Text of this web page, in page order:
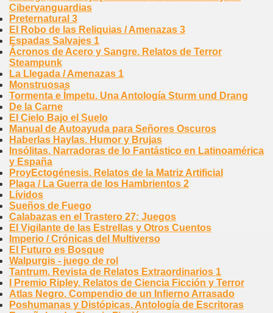
Cibervanguardias
Preternatural 3
El Robo de las Reliquias / Amenazas 3
Espadas Salvajes 1
Ácronos de Acero y Sangre. Relatos de Terror
Steampunk
La Llegada / Amenazas 1
Monstruosas
Tormenta e Ímpetu. Una Antología Sturm und Drang
De la Carne
El Cielo Bajo el Suelo
Manual de Autoayuda para Señores Oscuros
Haberlas Haylas. Humor y Brujas
Insólitas. Narradoras de lo Fantástico en Latinoamérica
y España
ProyEctogénesis. Relatos de la Matriz Artificial
Plaga / La Guerra de los Hambrientos 2
Lívidos
Sueños de Fuego
Calabazas en el Trastero 27: Juegos
El Vigilante de las Estrellas y Otros Cuentos
Imperio / Crónicas del Multiverso
El Futuro es Bosque
Walpurgis - juego de rol
Tantrum. Revista de Relatos Extraordinarios 1
I Premio Ripley. Relatos de Ciencia Ficción y Terror
Atlas Negro. Compendio de un Infierno Arrasado
Poshumanas y Distópicas. Antología de Escritoras